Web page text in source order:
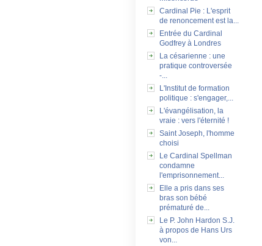
Cardinal Pie : L'esprit
de renoncement est la...
Entrée du Cardinal
Godfrey à Londres
La césarienne : une
pratique controversée
-...
L'Institut de formation
politique : s'engager,...
L'évangélisation, la
vraie : vers l'éternité !
Saint Joseph, l'homme
choisi
Le Cardinal Spellman
condamne
l'emprisonnement...
Elle a pris dans ses
bras son bébé
prématuré de...
Le P. John Hardon S.J.
à propos de Hans Urs
von...